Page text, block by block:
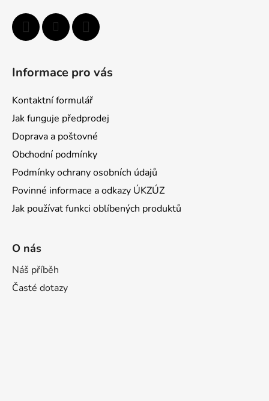
Informace pro vás
Kontaktní formulář
Jak funguje předprodej
Doprava a poštovné
Obchodní podmínky
Podmínky ochrany osobních údajů
Povinné informace a odkazy ÚKZÚZ
Jak používat funkci oblíbených produktů
O nás
Náš příběh
Časté dotazy